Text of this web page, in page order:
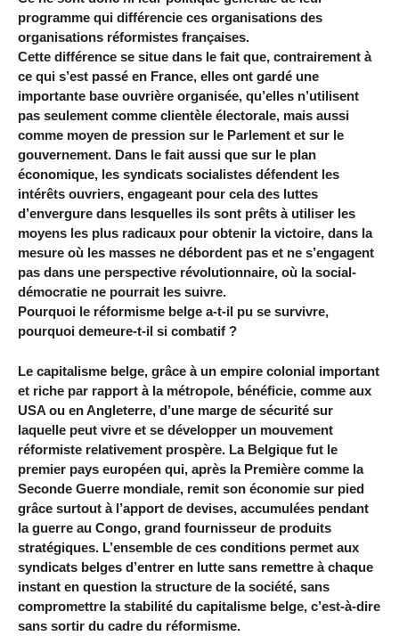
programme qui différencie ces organisations des
organisations réformistes françaises.
Cette différence se situe dans le fait que, contrairement à
ce qui s’est passé en France, elles ont gardé une
importante base ouvrière organisée, qu’elles n’utilisent
pas seulement comme clientèle électorale, mais aussi
comme moyen de pression sur le Parlement et sur le
gouvernement. Dans le fait aussi que sur le plan
économique, les syndicats socialistes défendent les
intérêts ouvriers, engageant pour cela des luttes
d’envergure dans lesquelles ils sont prêts à utiliser les
moyens les plus radicaux pour obtenir la victoire, dans la
mesure où les masses ne débordent pas et ne s’engagent
pas dans une perspective révolutionnaire, où la social-
démocratie ne pourrait les suivre.
Pourquoi le réformisme belge a-t-il pu se survivre,
pourquoi demeure-t-il si combatif ?
Le capitalisme belge, grâce à un empire colonial important
et riche par rapport à la métropole, bénéficie, comme aux
USA ou en Angleterre, d’une marge de sécurité sur
laquelle peut vivre et se développer un mouvement
réformiste relativement prospère. La Belgique fut le
premier pays européen qui, après la Première comme la
Seconde Guerre mondiale, remit son économie sur pied
grâce surtout à l’apport de devises, accumulées pendant
la guerre au Congo, grand fournisseur de produits
stratégiques. L’ensemble de ces conditions permet aux
syndicats belges d’entrer en lutte sans remettre à chaque
instant en question la structure de la société, sans
compromettre la stabilité du capitalisme belge, c’est-à-dire
sans sortir du cadre du réformisme.